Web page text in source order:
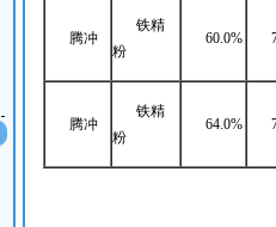
腾冲
铁精
粉
60.0%
腾冲
铁精
粉
64.0%